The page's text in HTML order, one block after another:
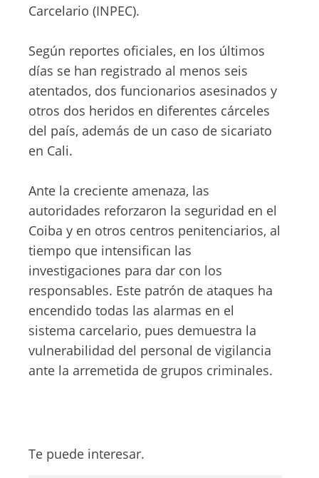
Carcelario (INPEC).
Según reportes oficiales, en los últimos
días se han registrado al menos seis
atentados, dos funcionarios asesinados y
otros dos heridos en diferentes cárceles
del país, además de un caso de sicariato
en Cali.
Ante la creciente amenaza, las
autoridades reforzaron la seguridad en el
Coiba y en otros centros penitenciarios, al
tiempo que intensifican las
investigaciones para dar con los
responsables. Este patrón de ataques ha
encendido todas las alarmas en el
sistema carcelario, pues demuestra la
vulnerabilidad del personal de vigilancia
ante la arremetida de grupos criminales.
Te puede interesar.